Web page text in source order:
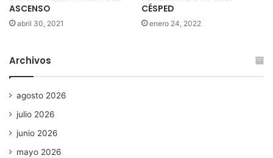
ASCENSO
abril 30, 2021
CÉSPED
enero 24, 2022
Archivos
agosto 2026
julio 2026
junio 2026
mayo 2026